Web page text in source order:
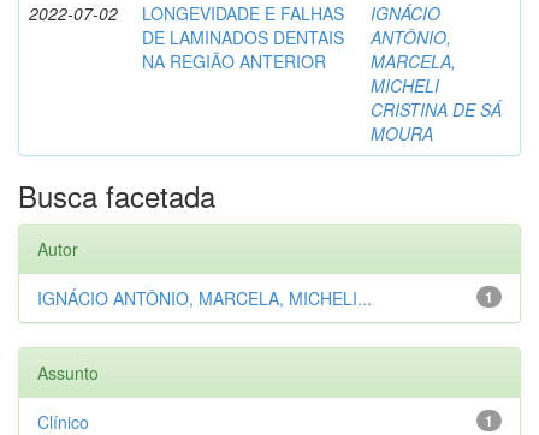
2022-07-02
LONGEVIDADE E FALHAS
DE LAMINADOS DENTAIS
NA REGIÃO ANTERIOR
IGNÁCIO
ANTÔNIO,
MARCELA,
MICHELI
CRISTINA DE SÁ
MOURA
Busca facetada
Autor
1
IGNÁCIO ANTÔNIO, MARCELA, MICHELI...
Assunto
1
Clínico